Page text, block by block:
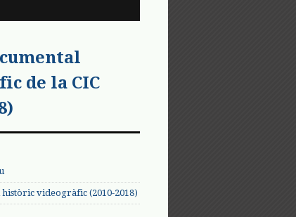
de la CIC
videogràfic (2010-2018)